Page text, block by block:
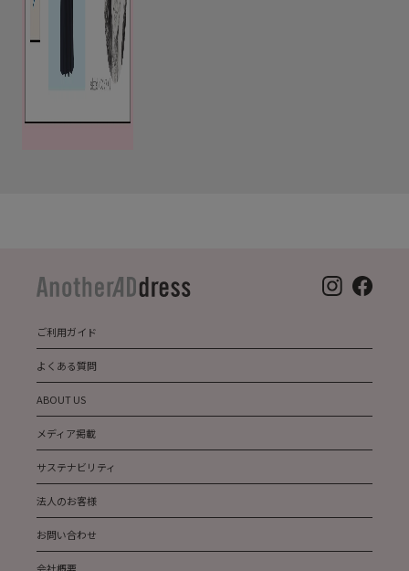
ご利用ガイド
よくある質問
ABOUT US
メディア掲載
サステナビリティ
法人のお客様
お問い合わせ
会社概要